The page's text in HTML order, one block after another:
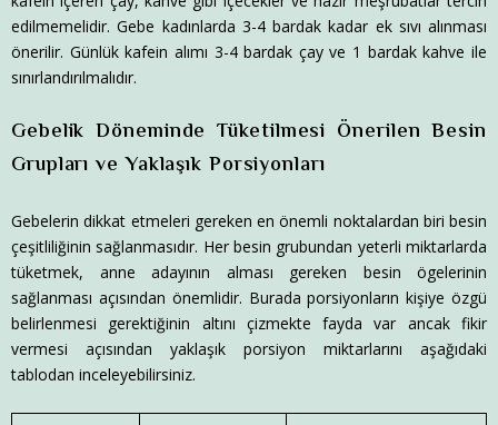
edilmemelidir. Gebe kadınlarda 3-4 bardak kadar ek sıvı alınması
önerilir. Günlük kafein alımı 3-4 bardak çay ve 1 bardak kahve ile
sınırlandırılmalıdır.
Gebelik Döneminde Tüketilmesi Önerilen Besin
Grupları ve Yaklaşık Porsiyonları
Gebelerin dikkat etmeleri gereken en önemli noktalardan biri besin
çeşitliliğinin sağlanmasıdır. Her besin grubundan yeterli miktarlarda
tüketmek, anne adayının alması gereken besin ögelerinin
sağlanması açısından önemlidir. Burada porsiyonların kişiye özgü
belirlenmesi gerektiğinin altını çizmekte fayda var ancak fikir
vermesi açısından yaklaşık porsiyon miktarlarını aşağıdaki
tablodan inceleyebilirsiniz.